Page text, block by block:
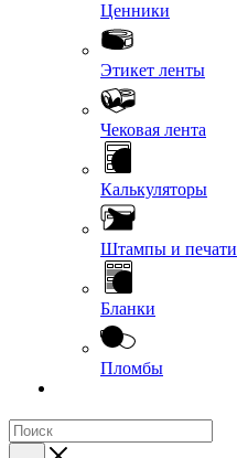
Ценники
Этикет ленты
Чековая лента
Калькуляторы
Штампы и печати
Бланки
Пломбы